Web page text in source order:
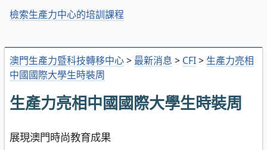
澳門生產力暨科技轉移中心> 最新消息 > CFI> 生產力亮相
中國國際大學生時裝周
生產力亮相中國國際大學生時裝周
展現澳門時尚教育成果
檢索生產力中心的培訓課程